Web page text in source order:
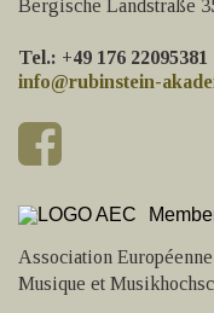
Bergische Landstraße
Tel.: +49 176 22095381
info@rubinstein-
Association
Musique et